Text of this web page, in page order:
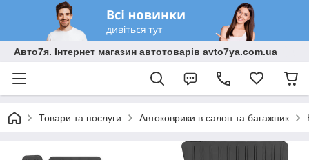
Авто7я. Інтернет магазин автотоварів avto7ya.com.ua
Товари та послуги Автоковрики в салон та багажник